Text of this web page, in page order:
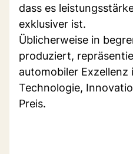
dass es
exklusiver ist.
Üblicherweise in
produziert,
automobiler Exzellenz
Technologie,
Preis.